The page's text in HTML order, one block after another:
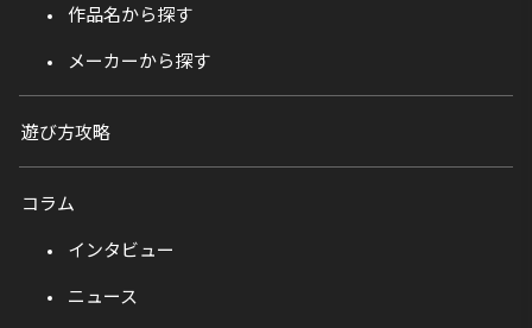
作品名から探す
メーカーから探す
遊び方攻略
コラム
インタビュー
ニュース